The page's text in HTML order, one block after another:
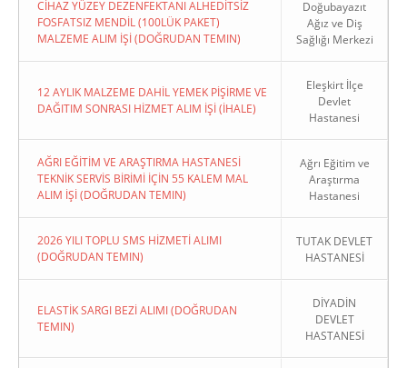
CİHAZ YÜZEY DEZENFEKTANI ALHEDİTSİZ
FOSFATSIZ MENDİL (100LÜK PAKET)
MALZEME ALIM İŞİ (DOĞRUDAN TEMIN)
Doğubayazıt
Ağız ve Diş
Sağlığı Merkezi
12 AYLIK MALZEME DAHİL YEMEK PİŞİRME VE
DAĞITIM SONRASI HİZMET ALIM İŞİ (İHALE)
Eleşkirt İlçe
Devlet
Hastanesi
AĞRI EĞİTİM VE ARAŞTIRMA HASTANESİ
TEKNİK SERVİS BİRİMİ İÇİN 55 KALEM MAL
ALIM İŞİ (DOĞRUDAN TEMIN)
Ağrı Eğitim ve
Araştırma
Hastanesi
2026 YILI TOPLU SMS HİZMETİ ALIMI
(DOĞRUDAN TEMIN)
TUTAK DEVLET
HASTANESİ
ELASTİK SARGI BEZİ ALIMI (DOĞRUDAN
TEMIN)
DİYADİN
DEVLET
HASTANESİ